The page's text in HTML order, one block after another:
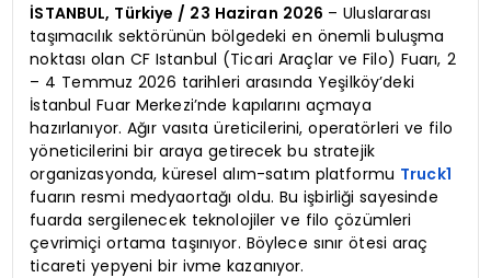
İSTANBUL, Türkiye / 23 Haziran 2026 – Uluslararası
taşımacılık sektörünün bölgedeki en önemli buluşma
noktası olan CF Istanbul (Ticari Araçlar ve Filo) Fuarı, 2
– 4 Temmuz 2026 tarihleri arasında Yeşilköy’deki
İstanbul Fuar Merkezi’nde kapılarını açmaya
hazırlanıyor. Ağır vasıta üreticilerini, operatörleri ve filo
yöneticilerini bir araya getirecek bu stratejik
organizasyonda, küresel alım-satım platformu Truck1
fuarın resmi medyaortağı oldu. Bu işbirliği sayesinde
fuarda sergilenecek teknolojiler ve filo çözümleri
çevrimiçi ortama taşınıyor. Böylece sınır ötesi araç
ticareti yepyeni bir ivme kazanıyor.